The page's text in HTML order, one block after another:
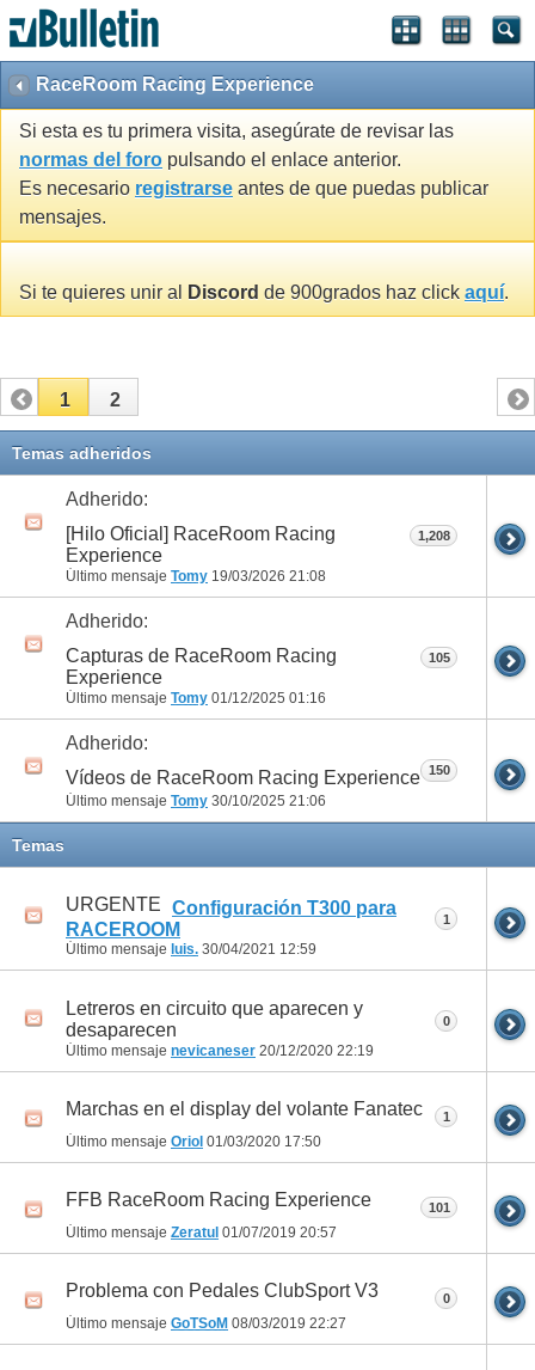
RaceRoom Racing Experience
Si esta es tu primera visita, asegúrate de revisar las
normas del foro pulsando el enlace anterior.
Es necesario registrarse antes de que puedas publicar
mensajes.
Si te quieres unir al Discord de 900grados haz click aquí.
1 2
Temas adheridos
Adherido:
[Hilo Oficial] RaceRoom Racing
Experience
Último mensaje Tomy 19/03/2026 21:08
1,208
Adherido:
Capturas de RaceRoom Racing
Experience
Último mensaje Tomy 01/12/2025 01:16
105
Adherido:
Vídeos de RaceRoom Racing Experience
Último mensaje Tomy 30/10/2025 21:06
150
Temas
URGENTE Configuración T300 para
RACEROOM
Último mensaje luis. 30/04/2021 12:59
1
Letreros en circuito que aparecen y
desaparecen
Último mensaje nevicaneser 20/12/2020 22:19
0
Marchas en el display del volante Fanatec
Último mensaje Oriol 01/03/2020 17:50
1
FFB RaceRoom Racing Experience
Último mensaje Zeratul 01/07/2019 20:57
101
Problema con Pedales ClubSport V3
Último mensaje GoTSoM 08/03/2019 22:27
0